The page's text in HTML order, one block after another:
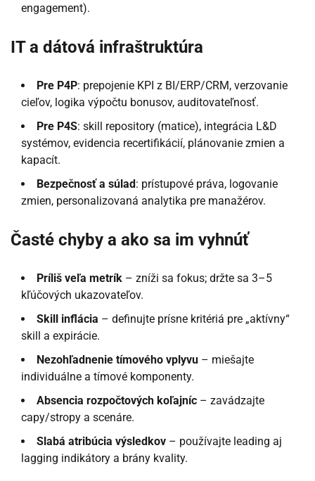
engagement).
IT a dátová infraštruktúra
Pre P4P: prepojenie KPI z BI/ERP/CRM, verzovanie
cieľov, logika výpočtu bonusov, auditovateľnosť.
Pre P4S: skill repository (matice), integrácia L&D
systémov, evidencia recertifikácií, plánovanie zmien a
kapacít.
Bezpečnosť a súlad: prístupové práva, logovanie
zmien, personalizovaná analytika pre manažérov.
Časté chyby a ako sa im vyhnúť
Príliš veľa metrík – zníži sa fokus; držte sa 3–5
kľúčových ukazovateľov.
Skill inflácia – definujte prísne kritériá pre „aktívny“
skill a expirácie.
Nezohľadnenie tímového vplyvu – miešajte
individuálne a tímové komponenty.
Absencia rozpočtových koľajníc – zavádzajte
capy/stropy a scenáre.
Slabá atribúcia výsledkov – používajte leading aj
lagging indikátory a brány kvality.